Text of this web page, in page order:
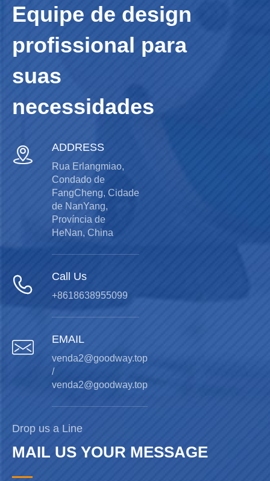
Equipe de design
profissional para
suas
necessidades
 ADDRESS
Rua Erlangmiao,
Condado de
FangCheng, Cidade
de NanYang,
Província de
HeNan, China
 Call Us
+8618638955099
 EMAIL
venda2@goodway.top
/
venda2@goodway.top
Drop us a Line
MAIL US YOUR MESSAGE